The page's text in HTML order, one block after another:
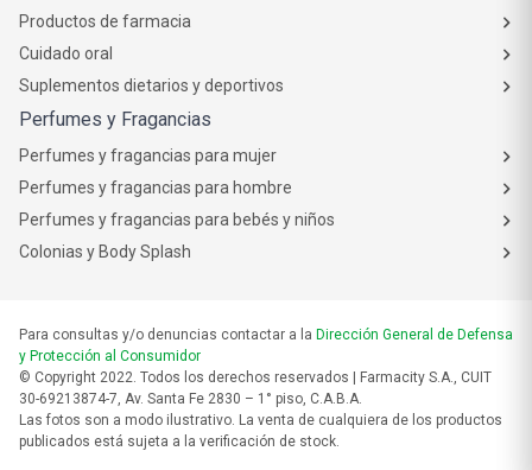
Productos de farmacia
Cuidado oral
Suplementos dietarios y deportivos
Perfumes y Fragancias
Perfumes y fragancias para mujer
Perfumes y fragancias para hombre
Perfumes y fragancias para bebés y niños
Colonias y Body Splash
Para consultas y/o denuncias contactar a la Dirección General de Defensa
y Protección al Consumidor
© Copyright 2022. Todos los derechos reservados | Farmacity S.A., CUIT
30-69213874-7, Av. Santa Fe 2830 – 1° piso, C.A.B.A.
Las fotos son a modo ilustrativo. La venta de cualquiera de los productos
publicados está sujeta a la verificación de stock.